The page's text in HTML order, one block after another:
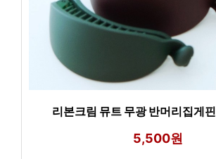
리본크림 뮤트 무광 반머리집게
5,500원